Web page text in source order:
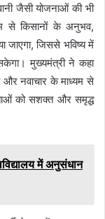
जैसी योजनाओं की भी
से किसानों के अनुभव,
जाएगा, जिससे भविष्य में
मुख्यमंत्री ने कहा
और नवाचार के माध्यम से
को सशक्त और समृद्ध
में अनुसंधान